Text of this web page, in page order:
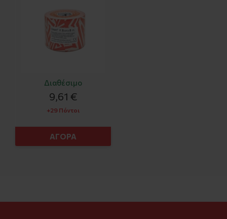
Διαθέσιμο
9,61 €
+29 Πόντοι
ΑΓΟΡΑ